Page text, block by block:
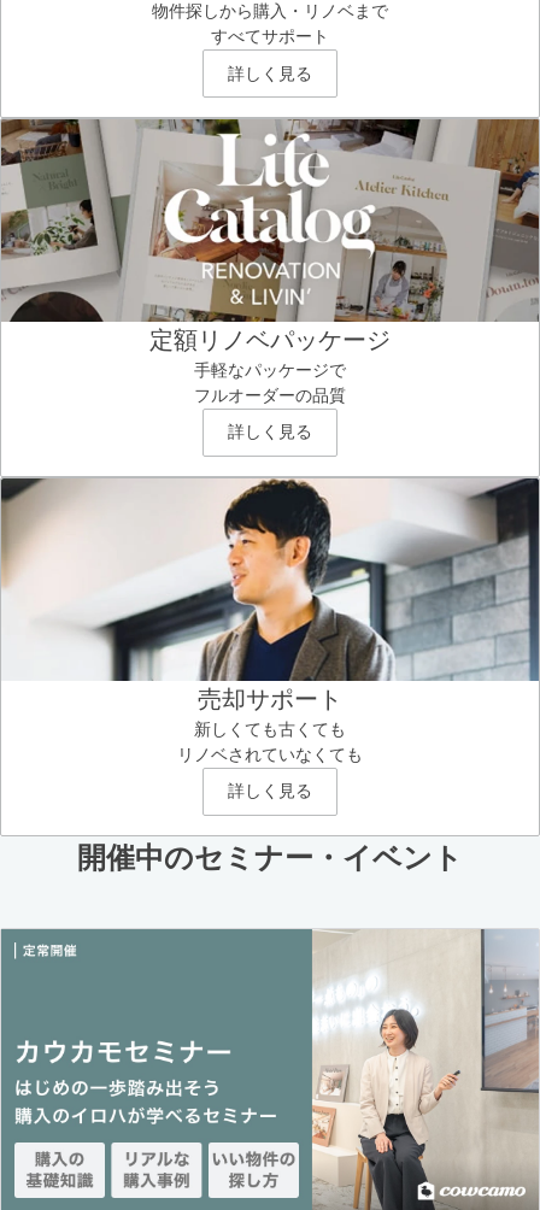
物件探しから購入・リノベまで
すべてサポート
詳しく見る
定額リノベパッケージ
手軽なパッケージで
フルオーダーの品質
詳しく見る
売却サポート
新しくても古くても
リノベされていなくても
詳しく見る
開催中のセミナー・イベント